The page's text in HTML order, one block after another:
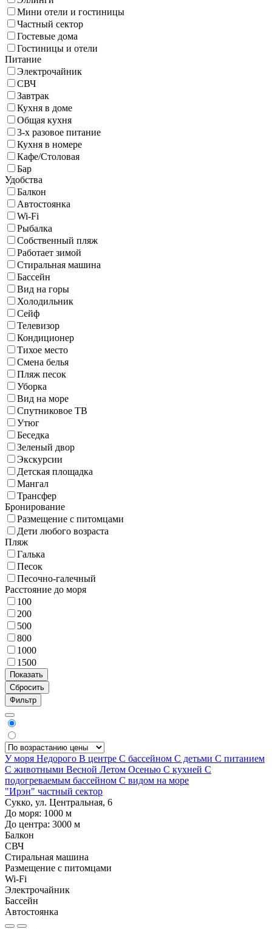
Мини отели и гостиницы
Частный сектор
Гостевые дома
Гостиницы и отели
Питание
Электрочайник
СВЧ
Завтрак
Кухня в доме
Общая кухня
3-х разовое питание
Кухня в номере
Кафе/Столовая
Бар
Удобства
Балкон
Автостоянка
Wi-Fi
Рыбалка
Собственный пляж
Работает зимой
Стиральная машина
Бассейн
Вид на горы
Холодильник
Сейф
Телевизор
Кондиционер
Тихое место
Смена белья
Пляж песок
Уборка
Вид на море
Спутниковое ТВ
Утюг
Беседка
Зеленый двор
Экскурсии
Детская площадка
Мангал
Трансфер
Бронирование
Размещение с питомцами
Дети любого возраста
Пляж
Галька
Песок
Песочно-галечный
Расстояние до моря
100
200
500
800
1000
1500
Фильтр
У моря Недорого В центре С бассейном С детьми С питанием
С животными Весной Летом Осенью С кухней С
подогреваемым бассейном С видом на море
"Ирэн" частный сектор
Сукко, ул. Центральная, 6
До моря: 1000 м
До центра: 3000 м
Балкон
СВЧ
Стиральная машина
Размещение с питомцами
Wi-Fi
Электрочайник
Бассейн
Автостоянка